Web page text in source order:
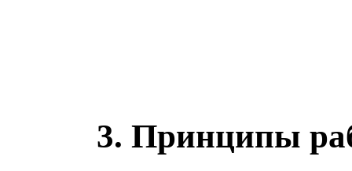
3. Принципы